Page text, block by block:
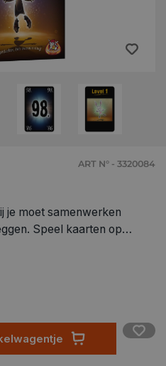
ART N° - 3320084
je moet samenwerken
Speel kaarten op
met elkaar te bespreken.